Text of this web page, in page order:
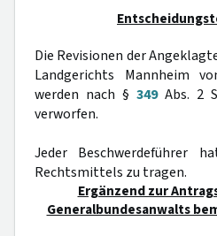
Die Revisionen der
Landgerichts Mannheim
werden nach § 349Abs. 2
verworfen.
Jeder Beschwerdeführer
Rechtsmittels zu tragen.
Ergänzend zur
Generalbundesanwalts